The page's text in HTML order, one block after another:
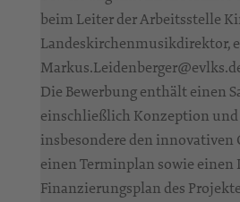
beim Leiter der Arbeitsstelle
Landeskirchenmusikdirektor,
Die Bewerbung enthält einen
einschließlich Konzeption
insbesondere den innovativen
einen Terminplan sowie einen
Finanzierungsplan des